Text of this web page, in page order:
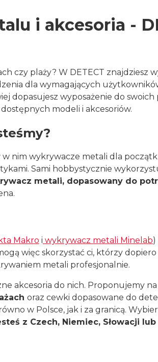
i akcesoria -
czy plaży? W DETECT
dla wymagających
dopasujesz wyposażenie do
dostępnych modeli i akcesoriów.
nim wykrywacze metali dla
Sami hobbystycznie
metali, dopasowany do
Makro i wykrywacz metali Minelab)
więc skorzystać ci, którzy
metali profesjonalnie.
akcesoria do nich. Proponujemy
oraz cewki dopasowane do
w Polsce, jak i za granicą.
z Czech, Niemiec, Słowacji